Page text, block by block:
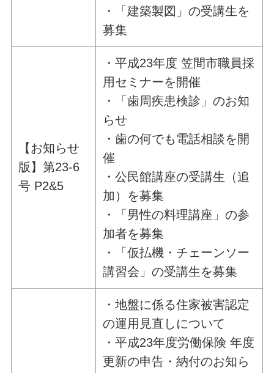
・「建築製図」の受講生を
募集
【お知らせ
版】第23-6
号 P2&5
・平成23年度 笠間市職員採
用セミナーを開催
・「歯周疾患検診」のお知
らせ
・歯の何でも電話相談を開
催
・公民館講座の受講生（追
加）を募集
・「男性の料理講座」の参
加者を募集
・「仮払機・チェーンソー
講習会」の受講生を募集
・地盤に係る住家被害認定
の運用見直しについて
・平成23年度労働保険 年度
更新の申告・納付のお知ら